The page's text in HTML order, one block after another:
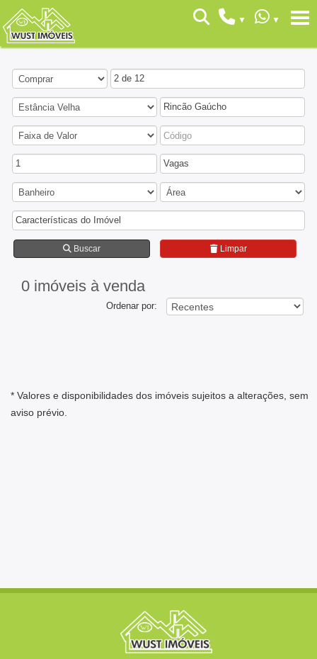
2 de 12
Rincão Gaúcho
1 Vagas
Características do Imóvel
Buscar Limpar
0 imóveis à venda
Ordenar por:
* Valores e disponibilidades dos imóveis sujeitos a alterações, sem
aviso prévio.